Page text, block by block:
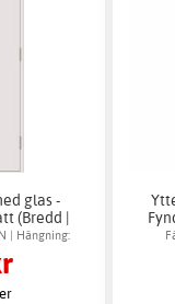
glas -
(Bredd |
| Hängning: